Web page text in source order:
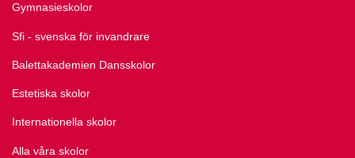
Gymnasieskolor
Sfi - svenska för invandrare
Balettakademien Dansskolor
Estetiska skolor
Internationella skolor
Alla våra skolor